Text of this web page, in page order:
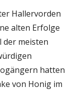
Hallervorden
alten Erfolge
der meisten
hatten
von Honig im